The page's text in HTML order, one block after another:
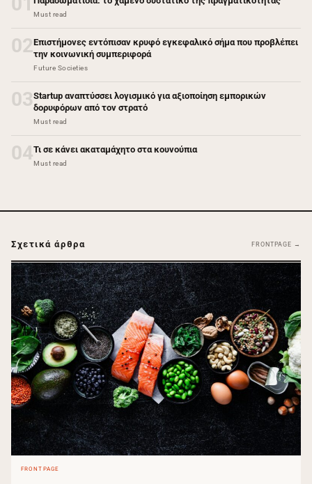
Must read
02Επιστήμονες εντόπισαν κρυφό εγκεφαλικό σήμα που προβλέπει
την κοινωνική συμπεριφορά
Future Societies
03Startup αναπτύσσει λογισμικό για αξιοποίηση εμπορικών
δορυφόρων από τον στρατό
Must read
04Τι σε κάνει ακαταμάχητο στα κουνούπια
Must read
Σχετικά άρθρα FRONTPAGE →
FRONTPAGE